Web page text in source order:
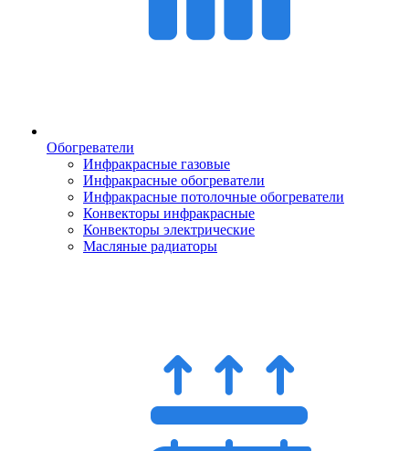
Обогреватели
Инфракрасные газовые
Инфракрасные обогреватели
Инфракрасные потолочные обогреватели
Конвекторы инфракрасные
Конвекторы электрические
Масляные радиаторы